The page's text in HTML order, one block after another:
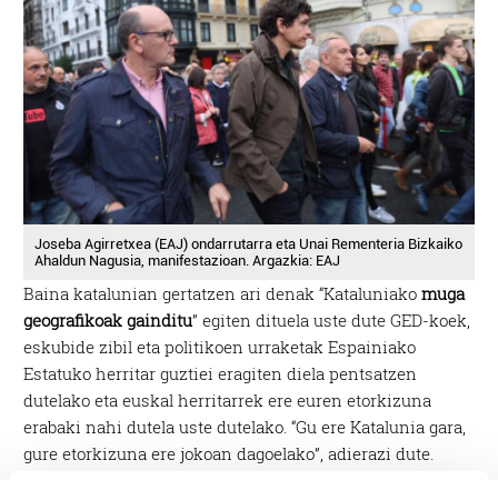
Joseba Agirretxea (EAJ) ondarrutarra eta Unai Rementeria Bizkaiko
Ahaldun Nagusia, manifestazioan. Argazkia: EAJ
Baina katalunian gertatzen ari denak “Kataluniakomuga
geografikoak gainditu” egiten dituela uste dute GED-koek,
eskubide zibil eta politikoen urraketak Espainiako
Estatuko herritar guztiei eragiten diela pentsatzen
dutelako eta euskal herritarrek ere euren etorkizuna
erabaki nahi dutela uste dutelako. “Gu ere Katalunia gara,
gure etorkizuna ere jokoan dagoelako”, adierazi dute.